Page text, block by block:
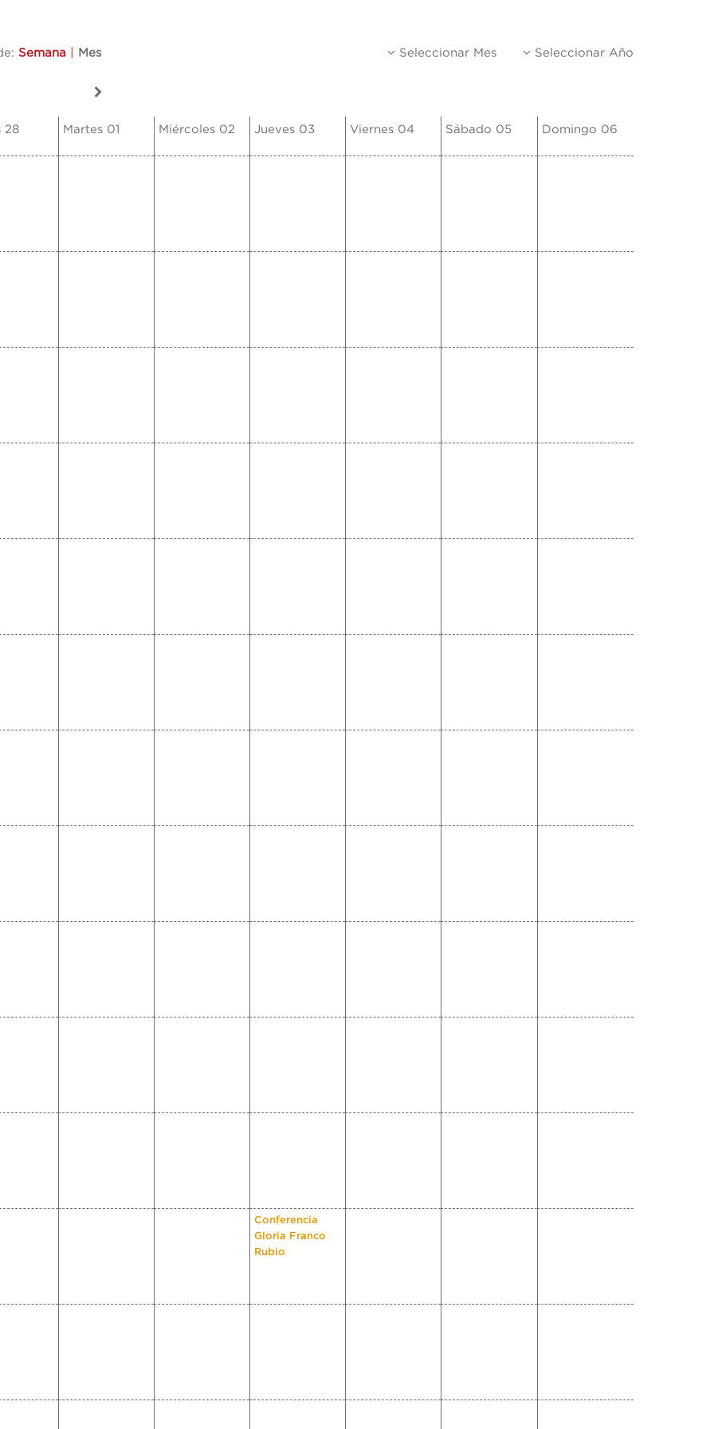
Semana Mes Seleccionar Mes Seleccionar Año
28 Martes 01 Miércoles 02 Jueves 03 Viernes 04 Sábado 05 Domingo 06
Conferencia
Gloria Franco
Rubio